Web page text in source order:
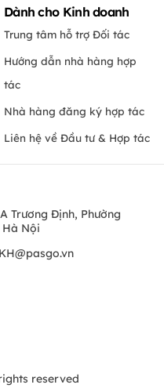
Dành cho Kinh doanh
Trung tâm hỗ trợ Đối tác
Hướng dẫn nhà hàng hợp
tác
Nhà hàng đăng ký hợp tác
Liên hệ về Đầu tư & Hợp tác
Trương Định, Phường
Hà Nội
reserved